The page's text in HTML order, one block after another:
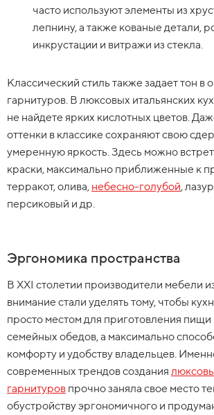
часто используют элементы из
лепнину, а также кованые детали,
инкрустации и витражи из стекла.
Классический стиль также задает тон в
гарнитуров. В люксовых итальянских
не найдете ярких кислотных цветов.
оттенки в классике сохраняют свою
умеренную яркость. Здесь можно
краски, максимально приближенные к
терракот, олива, небесно-голубой,
персиковый и др.
Эргономика пространства
В ХХI столетии производители мебели
внимание стали уделять тому, чтобы
просто местом для приготовления пищи
семейных обедов, а максимально
комфорту и удобству владельцев.
современных трендов создания
гарнитуров прочно заняла свое место
обустройству эргономичного и